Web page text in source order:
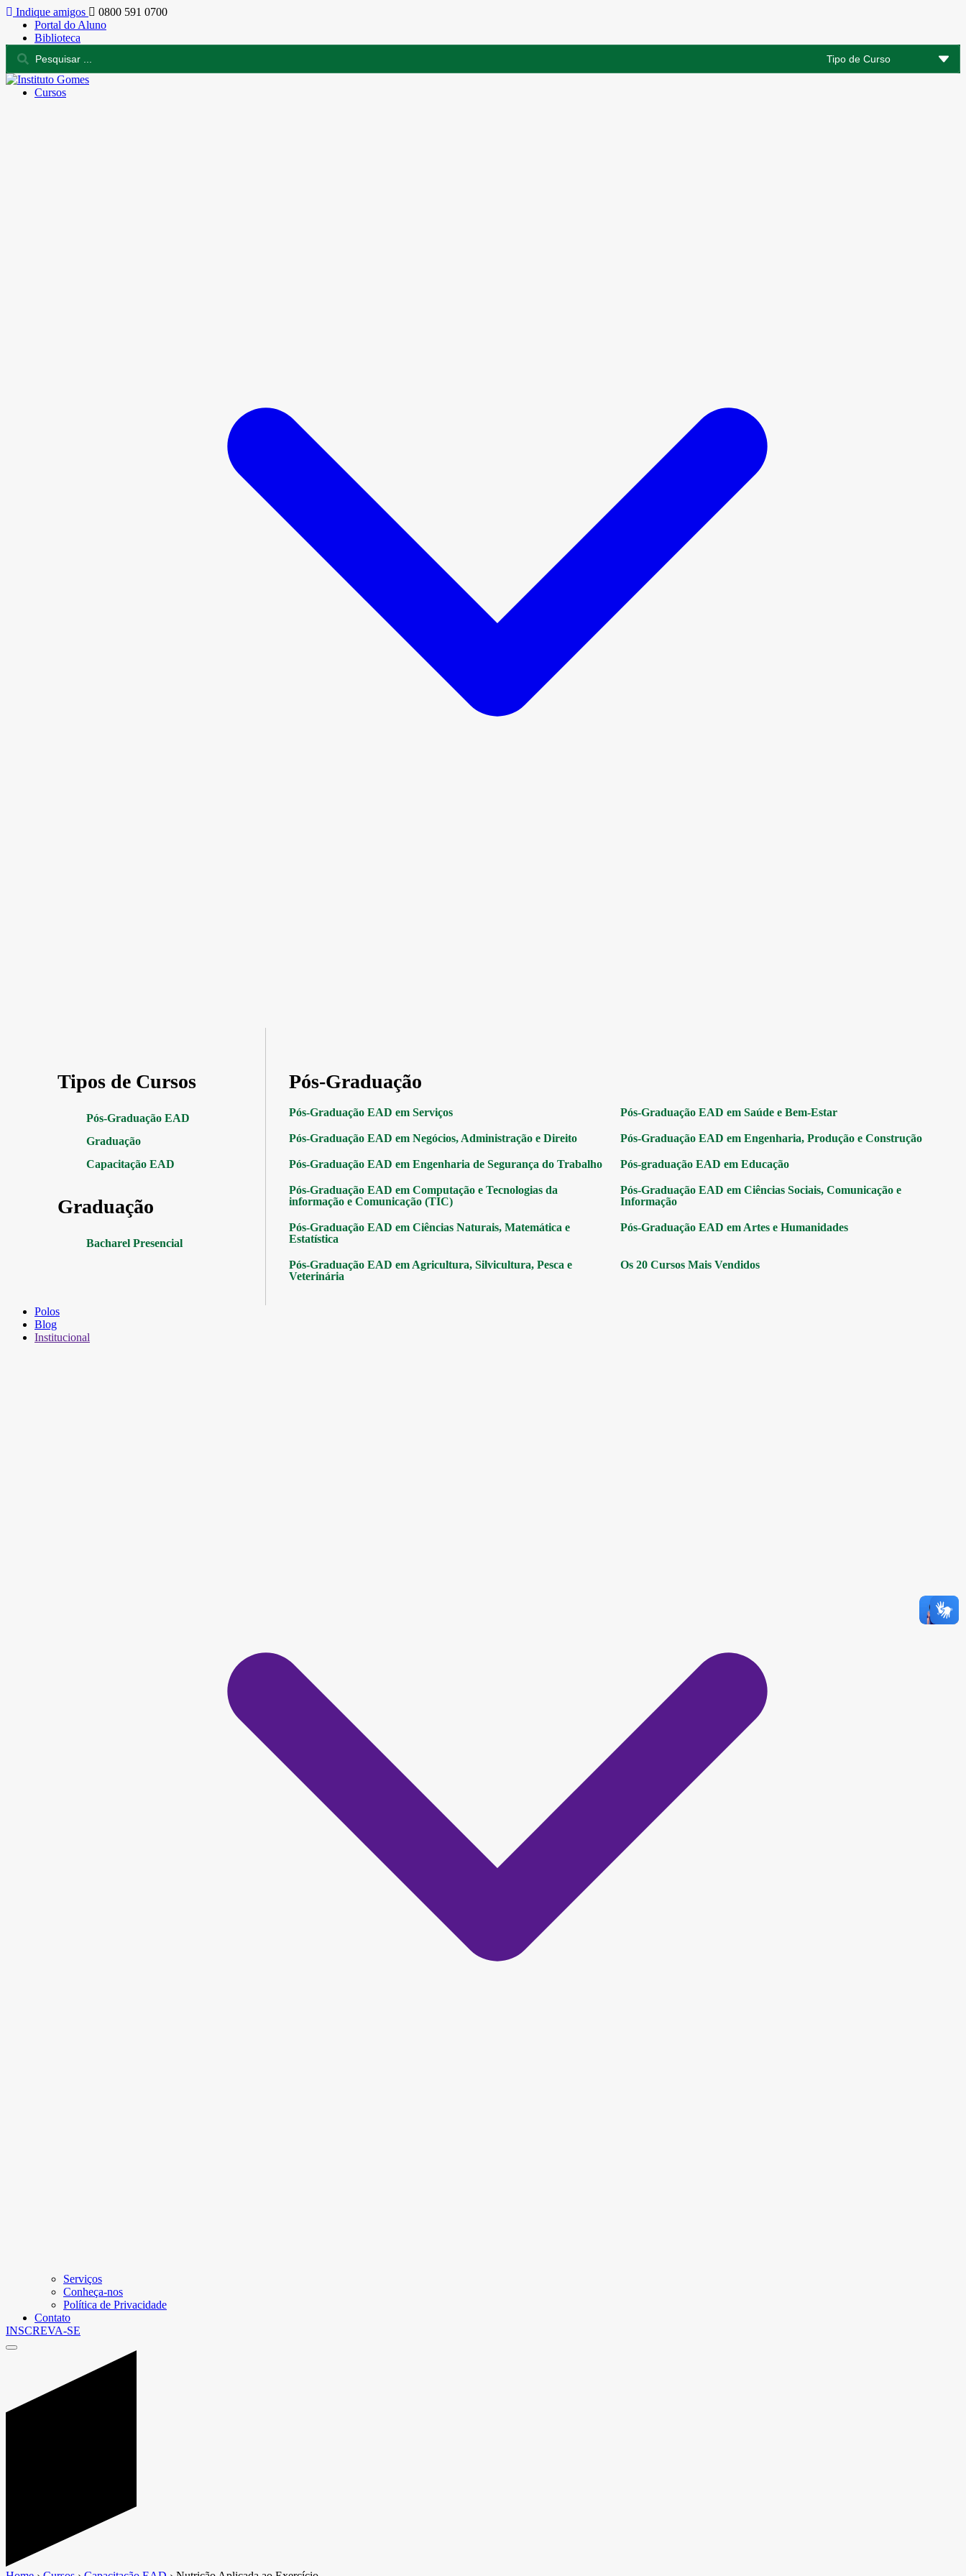
Indique amigos
0800 591 0700
Portal do Aluno
Biblioteca
Cursos
Tipos de Cursos
Pós-Graduação EAD
Graduação
Capacitação EAD
Graduação
Bacharel Presencial
Pós-Graduação
Pós-Graduação EAD em Serviços Pós-Graduação EAD em Saúde e Bem-Estar
Pós-Graduação EAD em Negócios, Administração e Direito Pós-Graduação EAD em Engenharia, Produção e Construção
Pós-Graduação EAD em Engenharia de Segurança do Trabalho Pós-graduação EAD em Educação
Pós-Graduação EAD em Computação e Tecnologias da
informação e Comunicação (TIC)
Pós-Graduação EAD em Ciências Sociais, Comunicação e
Informação
Pós-Graduação EAD em Ciências Naturais, Matemática e
Estatística
Pós-Graduação EAD em Artes e Humanidades
Pós-Graduação EAD em Agricultura, Silvicultura, Pesca e
Veterinária
Os 20 Cursos Mais Vendidos
Polos
Blog
Institucional
Serviços
Conheça-nos
Política de Privacidade
Contato
INSCREVA-SE